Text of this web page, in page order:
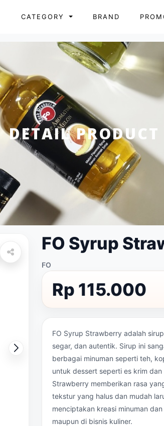
CATEGORY BRAND
DETAIL PRODUCT
FO Syrup
FO
Rp 115.000
FO Syrup Strawberry adalah
segar, dan autentik. Sirup ini
berbagai minuman seperti teh,
untuk dessert seperti es krim
Strawberry memberikan rasa
tekstur yang halus dan mudah
menciptakan kreasi minuman
maupun di bisnis kuliner.